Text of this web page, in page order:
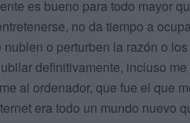
es bueno para todo mayor
no da tiempo a
nublen o perturben la razón o
definitivamente, incluso
al ordenador, que fue el que
era todo un mundo nuevo